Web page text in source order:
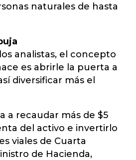
naturales de hasta
analistas, el concepto
es abrirle la puerta a
diversificar más el
a recaudar más de $5
del activo e invertirlo
viales de Cuarta
de Hacienda,